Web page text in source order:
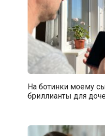
На ботинки моему
бриллианты для